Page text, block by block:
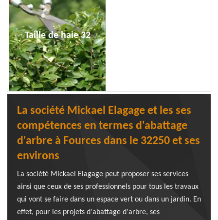
Taille de haie 32
La société Mickael Elagage et les ses
compétences en termes d'abattage
d'arbre à Fources dans le 32250 et ses
environs
La société Mickael Elagage peut proposer ses services
ainsi que ceux de ses professionnels pour tous les travaux
qui vont se faire dans un espace vert ou dans un jardin. En
effet, pour les projets d'abattage d'arbre, ses